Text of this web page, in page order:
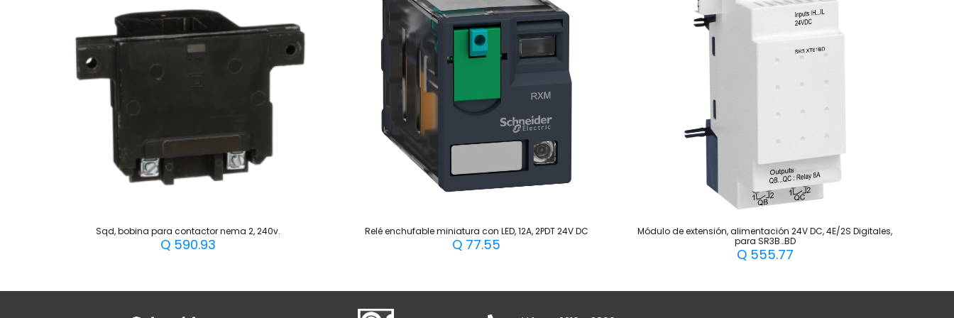
Sqd, bobina para contactor nema 2, 240v.
Q 590.93
Relé enchufable miniatura con LED, 12A, 2PDT 24V DC
Q 77.55
Módulo de extensión, alimentación 24V DC, 4E/2S Digitales,
para SR3B…BD
Q555.77